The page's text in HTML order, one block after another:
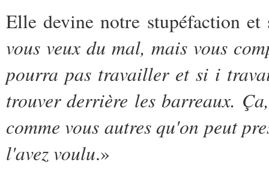
Elle devine notre stupéfaction
vous veux du mal, mais vous
pourra pas travailler et si i
trouver derrière les barreaux.
comme vous autres qu'on peut
l'avez voulu.»